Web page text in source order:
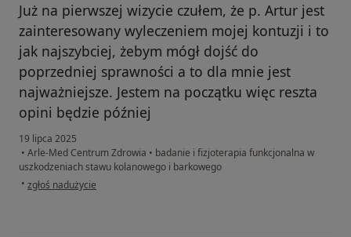
Już na pierwszej wizycie czułem, że p. Artur jest
zainteresowany wyleczeniem mojej kontuzji i to
jak najszybciej, żebym mógł dojść do
poprzedniej sprawności a to dla mnie jest
najważniejsze. Jestem na początku więc reszta
opini będzie później
19 lipca 2025
• Arle-Med Centrum Zdrowia • badanie i fizjoterapia funkcjonalna w
uszkodzeniach stawu kolanowego i barkowego
• w opinii użytkownika Leszek
zgłoś nadużycie